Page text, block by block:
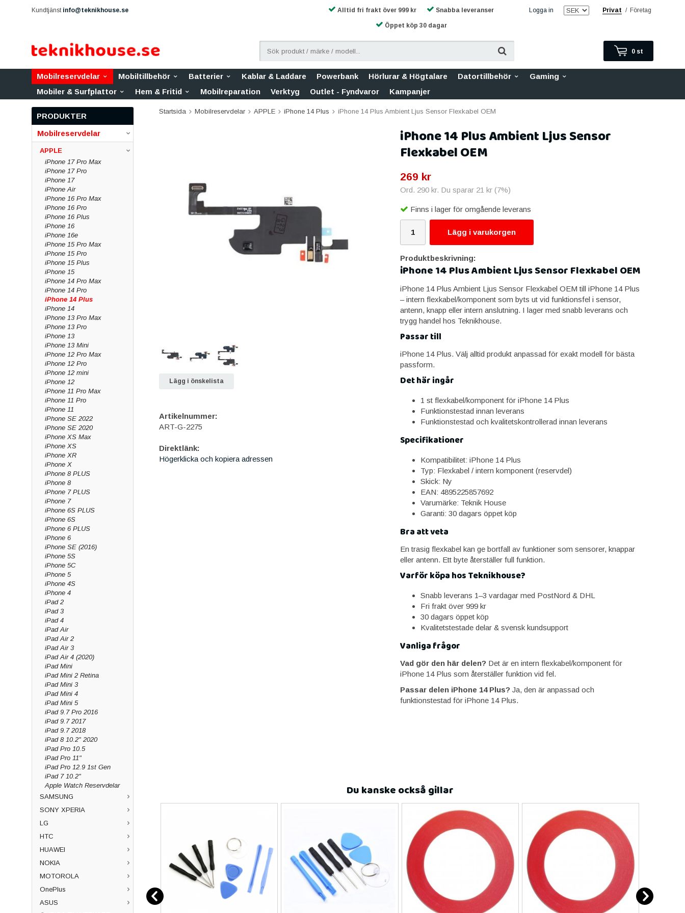
Kundtjänst info@teknikhouse.se Logga in Privat / Företag
Alltid fri frakt över 999 kr Snabba leveranser
Öppet köp 30 dagar
0 st
Mobilreservdelar Mobiltillbehör Batterier Kablar & Laddare Powerbank Hörlurar & Högtalare Datortillbehör
Gaming
Mobiler & Surfplattor
Hem & Fritid Mobilreparation Verktyg Outlet - Fyndvaror Kampanjer
PRODUKTER
Mobilreservdelar
APPLE
iPhone 17 Pro Max
iPhone 17 Pro
iPhone 17
iPhone Air
iPhone 16 Pro Max
iPhone 16 Pro
iPhone 16 Plus
iPhone 16
iPhone 16e
iPhone 15 Pro Max
iPhone 15 Pro
iPhone 15 Plus
iPhone 15
iPhone 14 Pro Max
iPhone 14 Pro
iPhone 14 Plus
iPhone 14
iPhone 13 Pro Max
iPhone 13 Pro
iPhone 13
iPhone 13 Mini
iPhone 12 Pro Max
iPhone 12 Pro
iPhone 12 mini
iPhone 12
iPhone 11 Pro Max
iPhone 11 Pro
iPhone 11
iPhone SE 2022
iPhone SE 2020
iPhone XS Max
iPhone XS
iPhone XR
iPhone X
iPhone 8 PLUS
iPhone 8
iPhone 7 PLUS
iPhone 7
iPhone 6S PLUS
iPhone 6S
iPhone 6 PLUS
iPhone 6
iPhone SE (2016)
iPhone 5S
iPhone 5C
iPhone 5
iPhone 4S
iPhone 4
iPad 2
iPad 3
iPad 4
iPad Air
iPad Air 2
iPad Air 3
iPad Air 4 (2020)
iPad Mini
iPad Mini 2 Retina
iPad Mini 3
iPad Mini 4
iPad Mini 5
iPad 9.7 Pro 2016
iPad 9.7 2017
iPad 9.7 2018
iPad 8 10.2" 2020
iPad Pro 10.5
iPad Pro 11"
iPad Pro 12.9 1st Gen
iPad 7 10.2"
Apple Watch Reservdelar
SAMSUNG
SONY XPERIA
LG
HTC
HUAWEI
NOKIA
MOTOROLA
OnePlus
ASUS
Startsida Mobilreservdelar APPLE iPhone 14 Plus iPhone 14 Plus Ambient Ljus Sensor Flexkabel OEM
iPhone 14 Plus Ambient Ljus Sensor
Flexkabel OEM
269 kr
Ord. 290 kr. Du sparar 21 kr(7%)
Finns i lager för omgående leverans
Lägg i varukorgen
Produktbeskrivning:
iPhone 14 Plus Ambient Ljus Sensor Flexkabel OEM
iPhone 14 Plus Ambient Ljus Sensor Flexkabel OEM till iPhone 14 Plus
– intern flexkabel/komponent som byts ut vid funktionsfel i sensor,
antenn, knapp eller intern anslutning. I lager med snabb leverans och
trygg handel hos Teknikhouse.
Passar till
iPhone 14 Plus. Välj alltid produkt anpassad för exakt modell för bästa
passform.
Det här ingår
1 st flexkabel/komponent för iPhone 14 Plus
Funktionstestad innan leverans
Funktionstestad och kvalitetskontrollerad innan leverans
Specifikationer
Kompatibilitet: iPhone 14 Plus
Typ: Flexkabel / intern komponent (reservdel)
Skick: Ny
EAN: 4895225857692
Varumärke: Teknik House
Garanti: 30 dagars öppet köp
Bra att veta
En trasig flexkabel kan ge bortfall av funktioner som sensorer, knappar
eller antenn. Ett byte återställer full funktion.
Varför köpa hos Teknikhouse?
Snabb leverans 1–3 vardagar med PostNord & DHL
Fri frakt över 999 kr
30 dagars öppet köp
Kvalitetstestade delar & svensk kundsupport
Vanliga frågor
Vad gör den här delen? Det är en intern flexkabel/komponent för
iPhone 14 Plus som återställer funktion vid fel.
Passar delen iPhone 14 Plus? Ja, den är anpassad och
funktionstestad för iPhone 14 Plus.
Lägg i önskelista
Artikelnummer:
ART-G-2275
Direktlänk:
Högerklicka och kopiera adressen
Du kanske också gillar